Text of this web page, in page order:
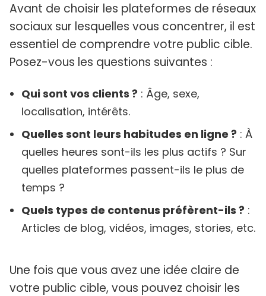
Avant de choisir les plateformes de réseaux
sociaux sur lesquelles vous concentrer, il est
essentiel de comprendre votre public cible.
Posez-vous les questions suivantes :
Qui sont vos clients ? : Âge, sexe,
localisation, intérêts.
Quelles sont leurs habitudes en ligne ? : À
quelles heures sont-ils les plus actifs ? Sur
quelles plateformes passent-ils le plus de
temps ?
Quels types de contenus préfèrent-ils ? :
Articles de blog, vidéos, images, stories, etc.
Une fois que vous avez une idée claire de
votre public cible, vous pouvez choisir les